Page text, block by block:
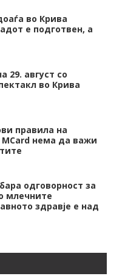
во Крива
е подготвен, а
29. август со
во Крива
правила на
нема да важи
одговорност за
млечните
здравје е над